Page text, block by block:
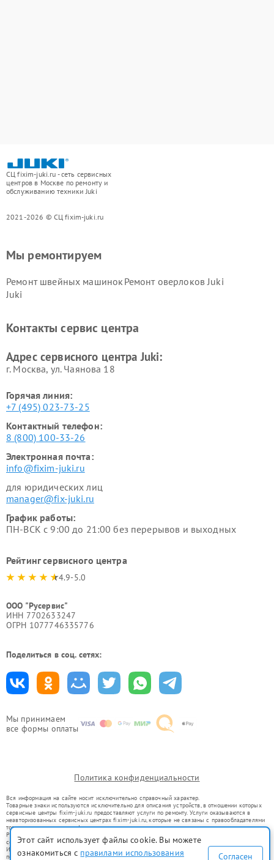
СЦ fixim-juki.ru - сеть сервисных
центров в Москве по ремонту и
обслуживанию техники Juki
2021-2026 © СЦ fixim-juki.ru
Мы принимаем
все формы оплаты
Мы ремонтируем
Ремонт швейных машинок
Juki
Ремонт оверлоков Juki
Контакты сервис центра
Адрес сервисного центра Juki:
г. Москва, ул. Чаянова 18
Горячая линия:
+7 (495) 023-73-25
Контактный телефон:
8 (800) 100-33-26
Электронная почта:
info@fixim-juki.ru
для юридических лиц
manager@fix-juki.ru
График работы:
ПН-ВСК с 9:00 до 21:00 без перерывов и выходных
Рейтинг сервисного центра
4.9-5.0
ООО "Русервис"
ИНН 7702633247
ОГРН 1077746335776
Поделиться в соц. сетях:
Политика конфиденциальности
Вся информация на сайте носит исключительно справочный характер.
Товарные знаки используются исключительно для описания устройств, в отношении которых
сервисные центры fixim-juki.ru предоставляют услуги по ремонту. Услуги оказываются в
неавторизованных сервисных центрах fixim-juki.ru, которые не связаны с правообладателями
товарных знаков или их официальными представителями.
Ремонт осуществляется для устройств, уже введенных в гражданский оборот в соответствии
со статьей 1487 ГК РФ.
Использование товарных знаков не преследует цели индивидуализации услуг или введения
потребителей в заблуждение, а служит для информирования о предоставляемых услугах по
Этот сайт использует файлы cookie. Вы можете
ознакомиться с правилами использования Согласен